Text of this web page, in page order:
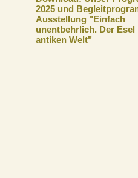
2025 und
Ausstellung "Einfach
unentbehrlich. Der Esel
antiken Welt"